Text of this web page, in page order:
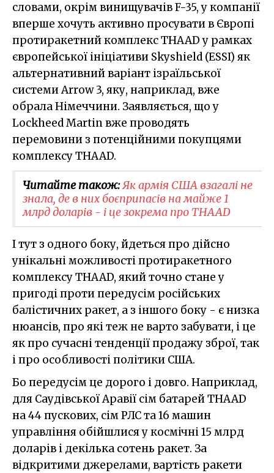
словами, окрім винищувачів F-35, у компанії
вперше хочуть активно просувати в Європі
протиракетний комплекс THAAD у рамках
європейської ініціативи Skyshield (ESSI) як
альтернативний варіант ізраїльської
системи Arrow 3, яку, наприклад, вже
обрала Німеччини. Заявляється, що у
Lockheed Martin вже проводять
перемовини з потенційними покупцями
комплексу THAAD.
Читайте також:Як армія США взагалі не
знала, де в них боєприпасів на майже 1
млрд доларів - і це зокрема про THAAD
І тут з одного боку, йдеться про дійсно
унікальні можливості протиракетного
комплексу THAAD, який точно стане у
пригоді проти передусім російських
балістичних ракет, а з іншого боку - є низка
нюансів, про які теж не варто забувати, і це
як про сучасні тенденції продажу зброї, так
і про особливості політики США.
Бо передусім це дорого і довго. Наприклад,
для Саудівської Аравії сім батарей THAAD
на 44 пускових, сім РЛС та 16 машин
управління обійшлися у космічні 15 млрд
доларів і декілька сотень ракет. За
відкритими джерелами, вартість ракети